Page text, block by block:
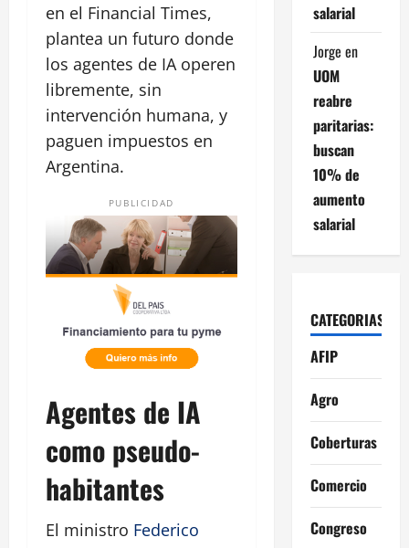
en el Financial Times,
plantea un futuro donde
los agentes de IA operen
libremente, sin
intervención humana, y
paguen impuestos en
Argentina.
PUBLICIDAD
Agentes de IA
como pseudo-
habitantes
El ministro Federico
salarial
Jorge en
UOM
reabre
paritarias:
buscan
10% de
aumento
salarial
CATEGORIAS
AFIP
Agro
Coberturas
Comercio
Congreso